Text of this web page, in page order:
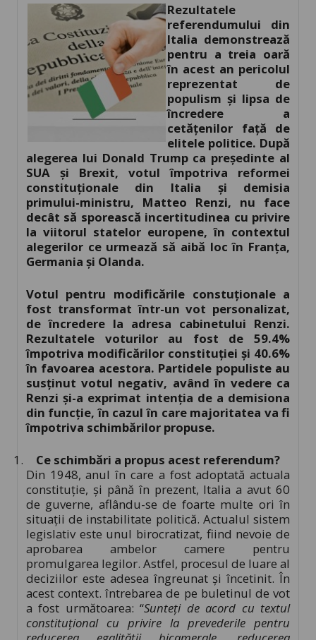
Rezultatele
referendumului din
Italia demonstrează
pentru a treia oară
în acest an pericolul
reprezentat de
populism și lipsa de
încredere a
cetățenilor față de
elitele politice. După
alegerea lui Donald Trump ca președinte al
SUA și Brexit, votul împotriva reformei
constituționale din Italia și demisia
primului-ministru, Matteo Renzi, nu face
decât să sporească incertitudinea cu privire
la viitorul statelor europene, în contextul
alegerilor ce urmează să aibă loc în Franța,
Germania și Olanda.
Votul pentru modificările constuționale a
fost transformat într-un vot personalizat,
de încredere la adresa cabinetului Renzi.
Rezultatele voturilor au fost de 59.4%
împotriva modificărilor constituției și 40.6%
în favoarea acestora. Partidele populiste au
susținut votul negativ, având în vedere ca
Renzi și-a exprimat intenția de a demisiona
din funcție, în cazul în care majoritatea va fi
împotriva schimbărilor propuse.
Ce schimbări a propus acest referendum?
Din 1948, anul în care a fost adoptată actuala
constituție, și până în prezent, Italia a avut 60
de guverne, aflându-se de foarte multe ori în
situații de instabilitate politică. Actualul sistem
legislativ este unul birocratizat, fiind nevoie de
aprobarea ambelor camere pentru
promulgarea legilor. Astfel, procesul de luare al
deciziilor este adesea îngreunat și încetinit. În
acest context. întrebarea de pe buletinul de vot
a fost următoarea: “Sunteți de acord cu textul
constituțional cu privire la prevederile pentru